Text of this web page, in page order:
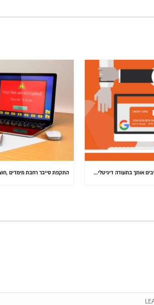
בעל אתר, מדוע גוגל מחייבים אותך בתעודה דיגיטלית (SSL) באתרך